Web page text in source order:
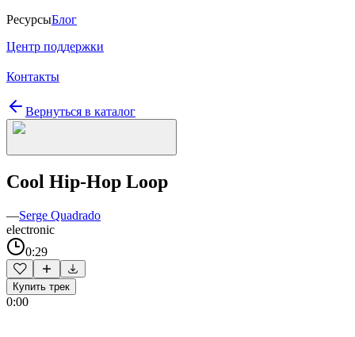
РесурсыБлог
Центр поддержки
Контакты
Вернуться в каталог
Cool Hip-Hop Loop
—Serge Quadrado
electronic
0:29
Купить трек
0:00